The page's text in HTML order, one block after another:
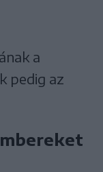
a
pedig az